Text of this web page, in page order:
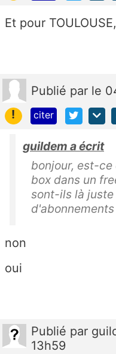
Et pour
Publié par le
!
citer
guildem a écrit
bonjour, est-
box dans un
sont-ils là
non
oui
Publié par
13h59